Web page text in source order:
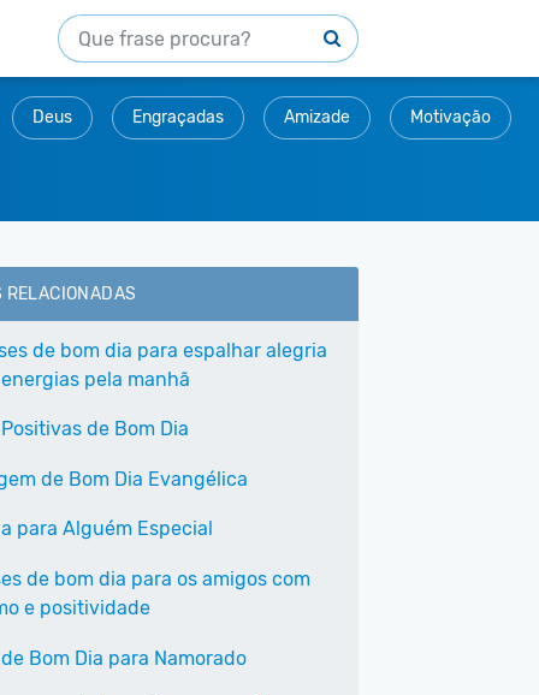
Deus Engraçadas Amizade Motivação
RELACIONADAS
de bom dia para espalhar alegria
pela manhã
de Bom Dia
de Bom Dia Evangélica
para Alguém Especial
de bom dia para os amigos com
e positividade
Bom Dia para Namorado